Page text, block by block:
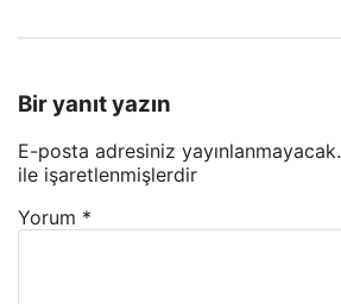
Bir yanıt yazın
E-posta adresiniz yayınlanmayacak.
ile işaretlenmişlerdir
Yorum *